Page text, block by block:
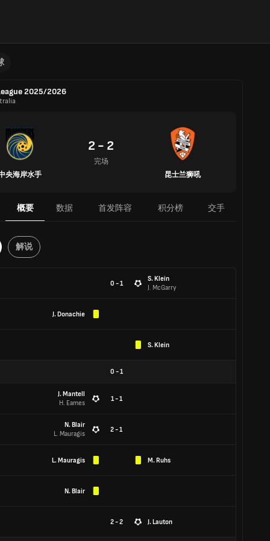
2025/2026
央海岸水手
2 - 2
完场
昆士兰狮吼
概要 数据 首发阵容 积分榜 交手
解说
0 - 1
S. Klein
J. McGarry
J. Donachie
S. Klein
0 -1
J. Mantell
H. Eames
1 - 1
N. Blair
L. Mauragis
2 - 1
L. Mauragis M. Ruhs
N. Blair
2 - 2 J. Lauton